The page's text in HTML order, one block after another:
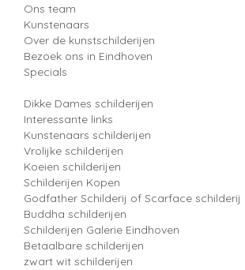
Ons team
Kunstenaars
Over de kunstschilderijen
Bezoek ons in Eindhoven
Specials
Dikke Dames schilderijen
Interessante links
Kunstenaars schilderijen
Vrolijke schilderijen
Koeien schilderijen
Schilderijen Kopen
Godfather Schilderij of Scarface schilderij
Buddha schilderijen
Schilderijen Galerie Eindhoven
Betaalbare schilderijen
zwart wit schilderijen